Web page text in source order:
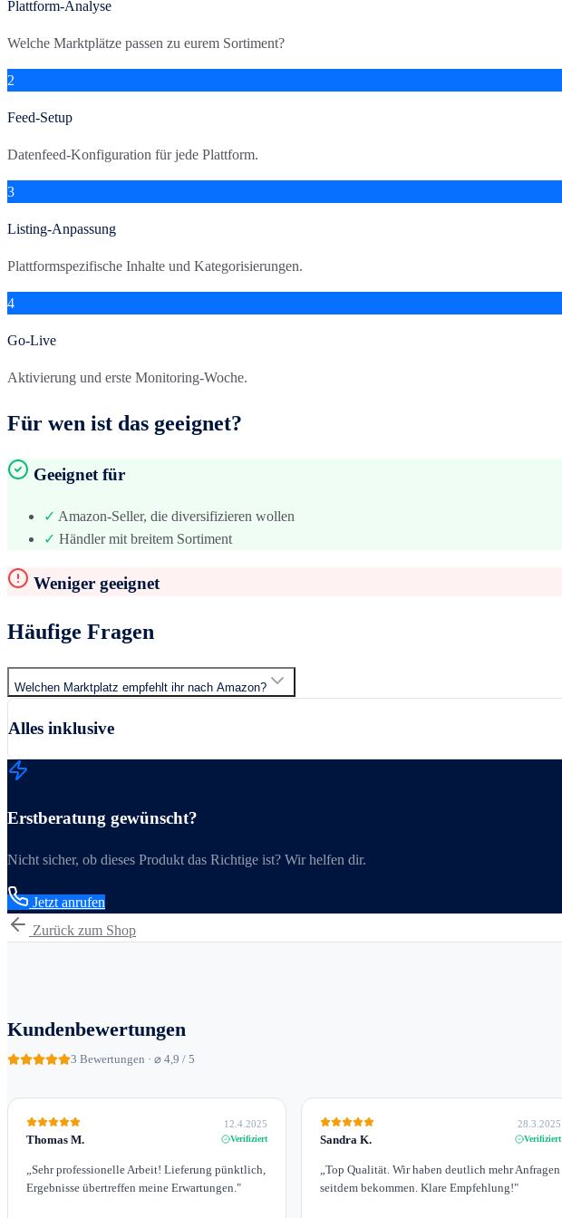
Plattform-Analyse
Welche Marktplätze passen zu eurem Sortiment?
2
Feed-Setup
Datenfeed-Konfiguration für jede Plattform.
3
Listing-Anpassung
Plattformspezifische Inhalte und Kategorisierungen.
4
Go-Live
Aktivierung und erste Monitoring-Woche.
Für wen ist das geeignet?
Geeignet für
✓ Amazon-Seller, die diversifizieren wollen
✓ Händler mit breitem Sortiment
Weniger geeignet
Häufige Fragen
Welchen Marktplatz empfehlt ihr nach Amazon?
Alles inklusive
Erstberatung gewünscht?
Nicht sicher, ob dieses Produkt das Richtige ist? Wir helfen dir.
Jetzt anrufen
Zurück zum Shop
Kundenbewertungen
3 Bewertungen · ⌀ 4,9 / 5
Thomas M.
12.4.2025
Verifiziert
Sehr professionelle Arbeit! Lieferung pünktlich,
Ergebnisse übertreffen meine Erwartungen. "
Sandra K.
28.3.2025
Verifiziert
Top Qualität. Wir haben deutlich mehr Anfragen
seitdem bekommen. Klare Empfehlung!"